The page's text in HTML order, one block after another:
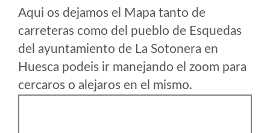
Aqui os dejamos el Mapa tanto de
carreteras como del pueblo de Esquedas
del ayuntamiento de La Sotonera en
Huesca podeis ir manejando el zoom para
cercaros o alejaros en el mismo.